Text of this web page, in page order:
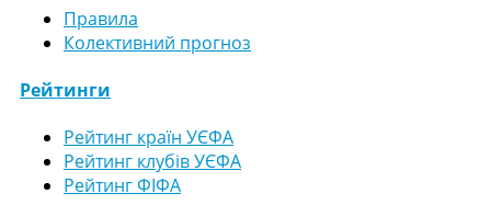
Правила
Колективний прогноз
Рейтинги
Рейтинг країн УЄФА
Рейтинг клубів УЄФА
Рейтинг ФІФА